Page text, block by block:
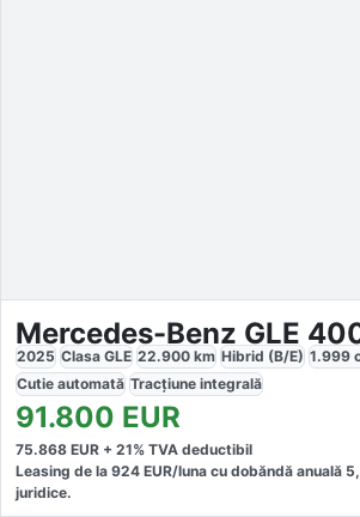
Mercedes-Benz GLE
2025 Clasa GLE 22.900 km Hibrid (B/E) 1.999
Cutie automată Tracțiune integrală
91.800 EUR
75.868 EUR + 21% TVA deductibil
Leasing de la 924 EUR/luna cu dobăndă anuală
juridice.